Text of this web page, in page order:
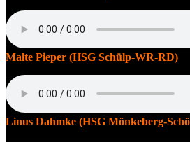
​Malte Pieper (HSG Schülp-WR-RD)
​Linus Dahmke (HSG Mönkeberg-